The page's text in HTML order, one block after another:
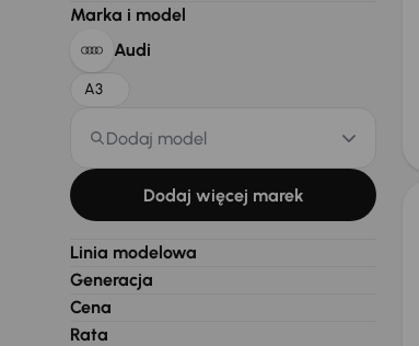
Marka i model
Audi
A3
Dodaj model
Dodaj więcej marek
Linia modelowa
Generacja
Cena
Rata